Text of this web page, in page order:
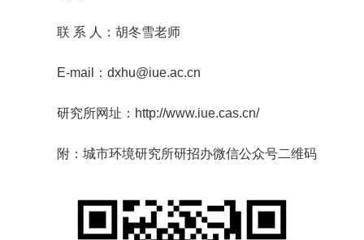
联 系 人：胡冬雪老师
E-mail：dxhu@iue.ac.cn
研究所网址：http://www.iue.cas.cn/
附：城市环境研究所研招办微信公众号二维码